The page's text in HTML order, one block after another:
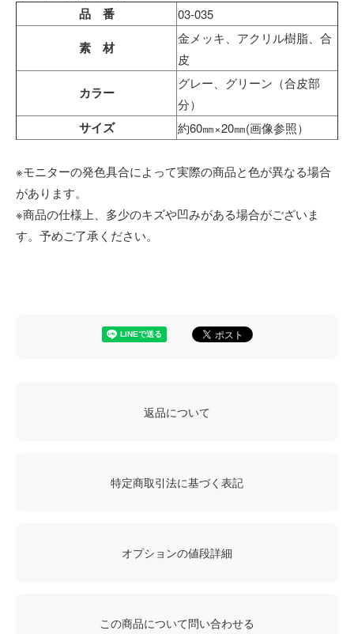
品 番 03-035
素 材
金メッキ、アクリル樹脂、合
皮
カラー
グレー、グリーン（合皮部
分）
サイズ 約60㎜×20㎜(画像参照）
※モニターの発色具合によって実際の商品と色が異なる場合
があります。
※商品の仕様上、多少のキズや凹みがある場合がございま
す。予めご了承ください。
返品について
特定商取引法に基づく表記
オプションの値段詳細
この商品について問い合わせる